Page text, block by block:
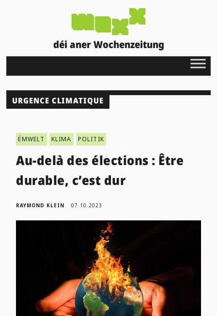
déi aner Wochenzeitung
URGENCE CLIMATIQUE
ËMWELT KLIMA POLITIK
Au-delà des élections : Être
durable, c’est dur
RAYMOND KLEIN 07.10.2023